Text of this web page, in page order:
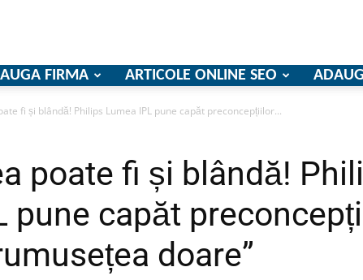
FIRMA ARTICOLE ONLINE SEO
fi și blândă! Philips Lumea IPL pune capăt preconcepțiilor...
poate fi și blândă!
pune capăt
doare”